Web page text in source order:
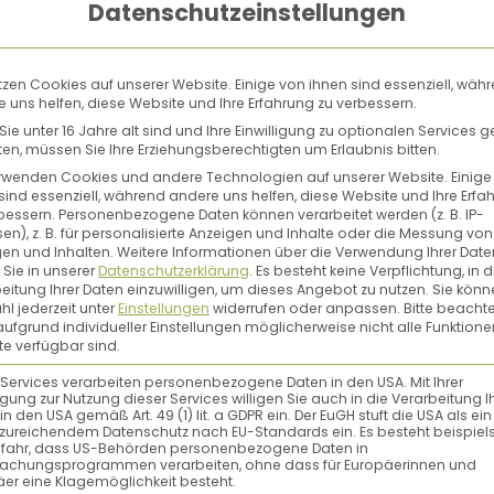
und supergute Ideen in
in unserem Löwenzahn-Newsletter.
Datenschutzeinstellungen
Cookies auf unserer Website. Einige von ihnen sind essenziell,
uns helfen, diese Website und Ihre Erfahrung zu verbessern.
unter 16 Jahre alt sind und Ihre Einwilligung zu optionalen Services
müssen Sie Ihre Erziehungsberechtigten um Erlaubnis bitten.
Cookies und andere Technologien auf unserer Website.
essenziell, während andere uns helfen, diese Website und Ihre
Personenbezogene Daten können verarbeitet werden (z. B. IP-
z. B. für personalisierte Anzeigen und Inhalte oder die Messung von
und Inhalten. Weitere Informationen über die Verwendung Ihrer
in unsererDatenschutzerklärung. Es besteht keine Verpflichtung, in
Ihrer Daten einzuwilligen, um dieses Angebot zu nutzen. Sie
jederzeit unterEinstellungen widerrufen oder anpassen. Bitte
individueller Einstellungen möglicherweise nicht alle
verfügbar sind.
verarbeiten personenbezogene Daten in den USA. Mit Ihrer
zur Nutzung dieser Services willigen Sie auch in die Verarbeitung
den USA gemäß Art. 49 (1) lit. a GDPR ein. Der EuGH stuft die USA als
Datenschutz nach EU-Standards ein. Es besteht
dass US-Behörden personenbezogene Daten in
verarbeiten, ohne dass für Europäerinnen und
eine Klagemöglichkeit besteht.